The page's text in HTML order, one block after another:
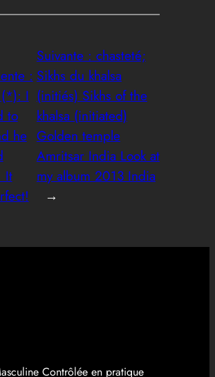
:
I
to
he
It
Suivante : chasteté;
Sikhs du khalsa
(initiés) Sikhs of the
khalsa (initiated)
Golden temple
Amritsar India Look at
my album 2013 India
→
Contrôlée en pratique